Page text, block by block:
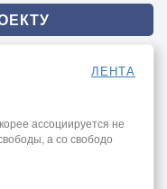
ЛЕНТА
ассоциируется не
а со свободо